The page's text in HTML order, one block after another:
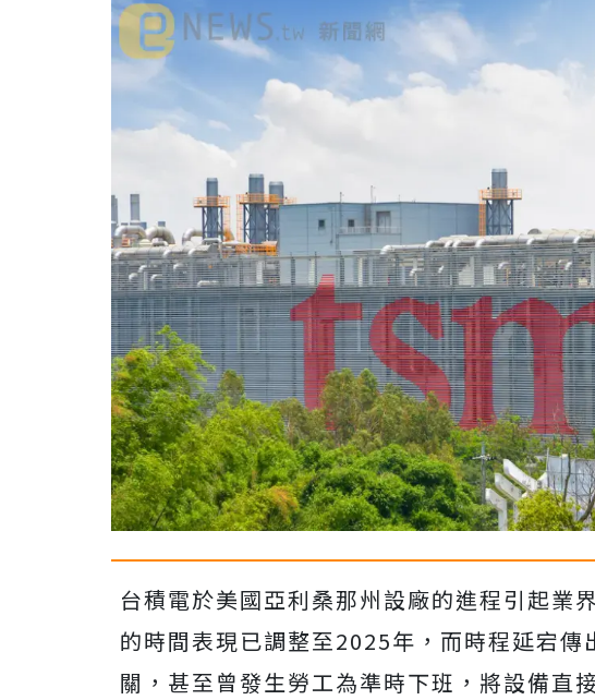
台積電於美國亞利桑那州設廠的進程引起業
的時間表現已調整至2025年，而時程延宕傳
關，甚至曾發生勞工為準時下班，將設備直